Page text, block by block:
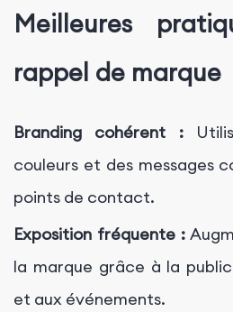
Meilleures
rappel de marque
Branding cohérent :
couleurs et des messages
points de contact.
Exposition fréquente :
la marque grâce à la
et aux événements.